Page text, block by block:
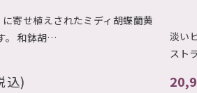
蘭黄
淡いピンク色が可愛らしいミデ